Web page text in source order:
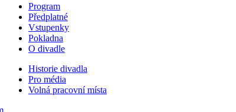
Program
Předplatné
Vstupenky
Pokladna
O divadle
Historie divadla
Pro média
Volná pracovní místa